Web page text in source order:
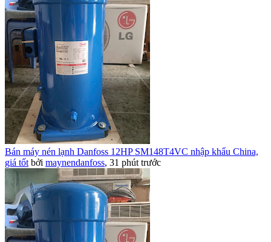
Bán máy nén lạnh Danfoss 12HP SM148T4VC nhập khẩu China,
giá tốt bởi maynendanfoss, 31 phút trước